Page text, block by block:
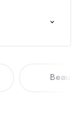
Beauté